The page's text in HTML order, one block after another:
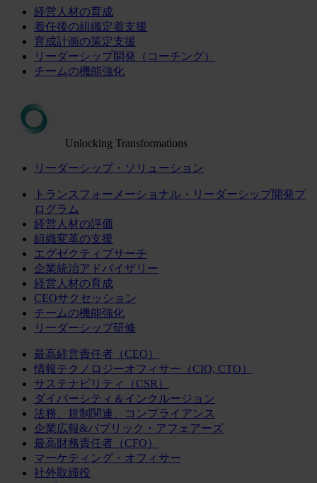
経営人材の育成
着任後の組織定着支援
育成計画の策定支援
リーダーシップ開発（コーチング）
チームの機能強化
Unlocking Transformations
リーダーシップ・ソリューション
トランスフォーメーショナル・リーダーシップ開発プ
ログラム
経営人材の評価
組織変革の支援
エグゼクティブサーチ
企業統治アドバイザリー
経営人材の育成
CEOサクセッション
チームの機能強化
リーダーシップ研修
最高経営責任者（CEO）
情報テクノロジーオフィサー（CIO, CTO）
サステナビリティ（CSR）
ダイバーシティ＆インクルージョン
法務、規制関連、コンプライアンス
企業広報&パブリック・アフェアーズ
最高財務責任者（CFO）
マーケティング・オフィサー
社外取締役